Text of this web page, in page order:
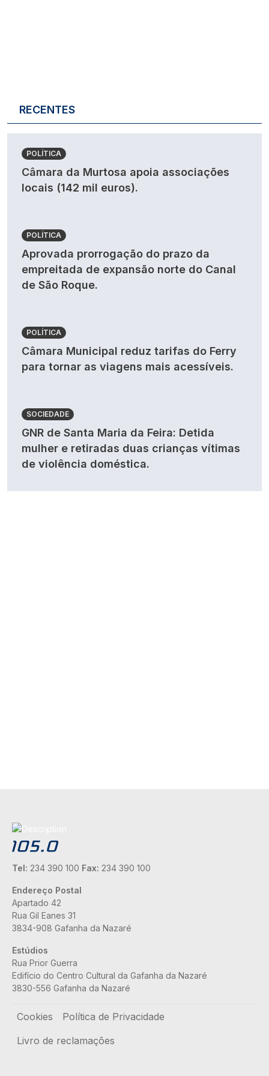
RECENTES
POLÍTICA
Câmara da Murtosa apoia associações
locais (142 mil euros).
POLÍTICA
Aprovada prorrogação do prazo da
empreitada de expansão norte do Canal
de São Roque.
POLÍTICA
Câmara Municipal reduz tarifas do Ferry
para tornar as viagens mais acessíveis.
SOCIEDADE
GNR de Santa Maria da Feira: Detida
mulher e retiradas duas crianças vítimas
de violência doméstica.
Tel: 234 390 100 Fax: 234 390 100
Endereço Postal
Apartado 42
Rua Gil Eanes 31
3834-908 Gafanha da Nazaré
Estúdios
Rua Prior Guerra
Edifício do Centro Cultural da Gafanha da Nazaré
3830-556 Gafanha da Nazaré
Rodapé
Cookies
Política de Privacidade
Livro de reclamações